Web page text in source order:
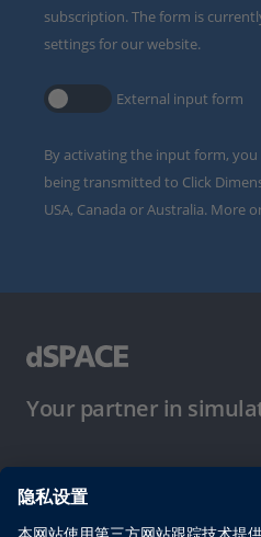
subscription. The form is
settings for our website.
External input form
By activating the input form,
being transmitted to Click
USA, Canada or Australia. More
Your partner in
使用条件